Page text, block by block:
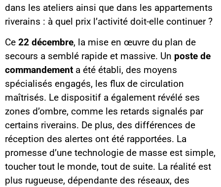
dans les ateliers ainsi que dans les appartements
riverains : à quel prix l’activité doit-elle continuer ?
Ce 22 décembre, la mise en œuvre du plan de
secours a semblé rapide et massive. Un poste de
commandement a été établi, des moyens
spécialisés engagés, les flux de circulation
maîtrisés. Le dispositif a également révélé ses
zones d’ombre, comme les retards signalés par
certains riverains. De plus, des différences de
réception des alertes ont été rapportées. La
promesse d’une technologie de masse est simple,
toucher tout le monde, tout de suite. La réalité est
plus rugueuse, dépendante des réseaux, des